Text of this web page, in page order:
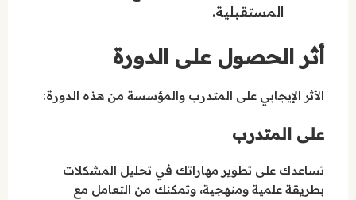
المستقبلية.
أثر الحصول على الدورة
الأثر الإيجابي على المتدرب والمؤسسة من هذه الدورة:
على المتدرب
تساعدك على تطوير مهاراتك في تحليل المشكلات
بطريقة علمية ومنهجية، وتمكنك من التعامل مع